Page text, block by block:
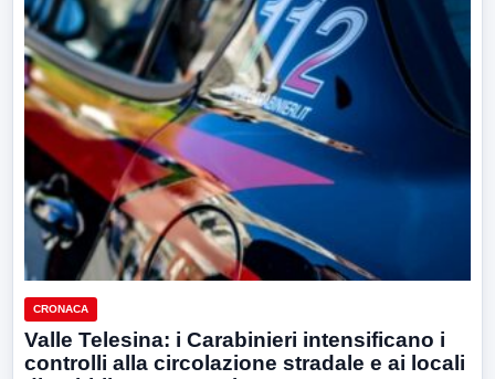
CRONACA
Valle Telesina: i Carabinieri intensificano i
controlli alla circolazione stradale e ai locali